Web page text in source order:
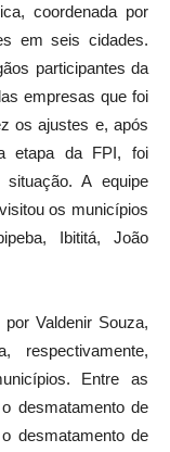
coordenada por
em seis cidades.
participantes da
empresas que foi
os ajustes e, após
etapa da FPI, foi
A equipe
os municípios
Ibititá, João
Valdenir Souza,
respectivamente,
Entre as
desmatamento de
desmatamento de